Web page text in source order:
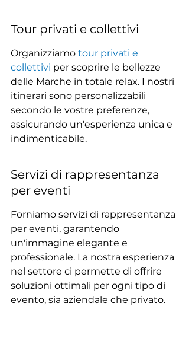
Tour privati e collettivi
Organizziamo tour privati e
collettivi per scoprire le bellezze
delle Marche in totale relax. I nostri
itinerari sono personalizzabili
secondo le vostre preferenze,
assicurando un'esperienza unica e
indimenticabile.
Servizi di rappresentanza
per eventi
Forniamo servizi di rappresentanza
per eventi, garantendo
un'immagine elegante e
professionale. La nostra esperienza
nel settore ci permette di offrire
soluzioni ottimali per ogni tipo di
evento, sia aziendale che privato.